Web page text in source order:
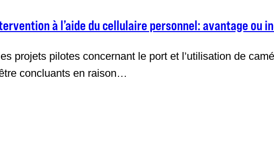
à l’aide du cellulaire personnel: avantage ou
projets pilotes concernant le port et l’utilisation de
concluants en raison…